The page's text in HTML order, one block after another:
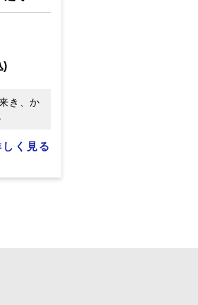
)
き、か
く見る